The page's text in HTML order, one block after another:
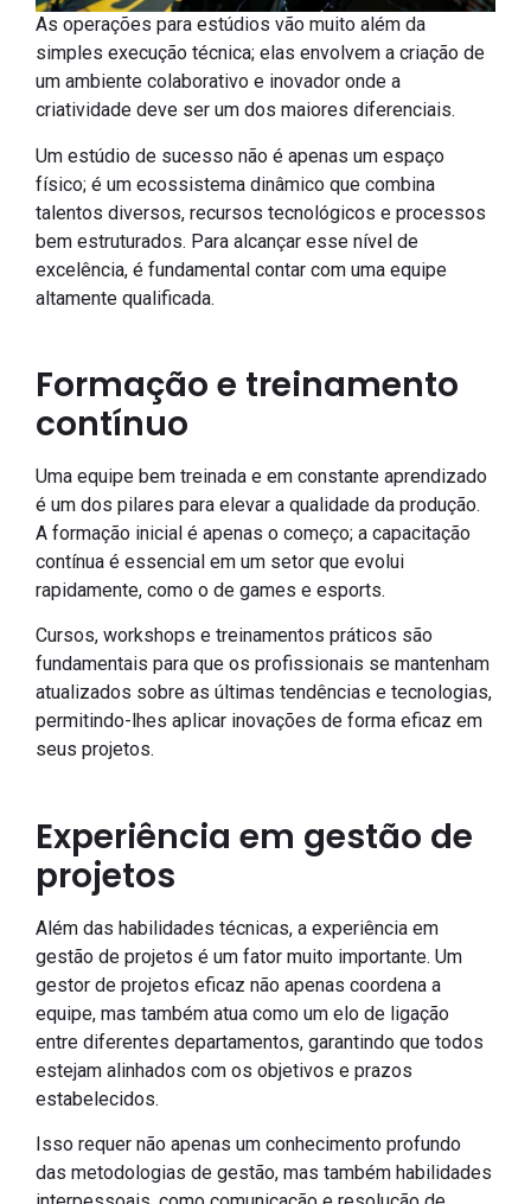
As operações para estúdios vão muito além da
simples execução técnica; elas envolvem a criação de
um ambiente colaborativo e inovador onde a
criatividade deve ser um dos maiores diferenciais.
Um estúdio de sucesso não é apenas um espaço
físico; é um ecossistema dinâmico que combina
talentos diversos, recursos tecnológicos e processos
bem estruturados. Para alcançar esse nível de
excelência, é fundamental contar com uma equipe
altamente qualificada.
Formação e treinamento
contínuo
Uma equipe bem treinada e em constante aprendizado
é um dos pilares para elevar a qualidade da produção.
A formação inicial é apenas o começo; a capacitação
contínua é essencial em um setor que evolui
rapidamente, como o de games e esports.
Cursos, workshops e treinamentos práticos são
fundamentais para que os profissionais se mantenham
atualizados sobre as últimas tendências e tecnologias,
permitindo-lhes aplicar inovações de forma eficaz em
seus projetos.
Experiência em gestão de
projetos
Além das habilidades técnicas, a experiência em
gestão de projetos é um fator muito importante. Um
gestor de projetos eficaz não apenas coordena a
equipe, mas também atua como um elo de ligação
entre diferentes departamentos, garantindo que todos
estejam alinhados com os objetivos e prazos
estabelecidos.
Isso requer não apenas um conhecimento profundo
das metodologias de gestão, mas também habilidades